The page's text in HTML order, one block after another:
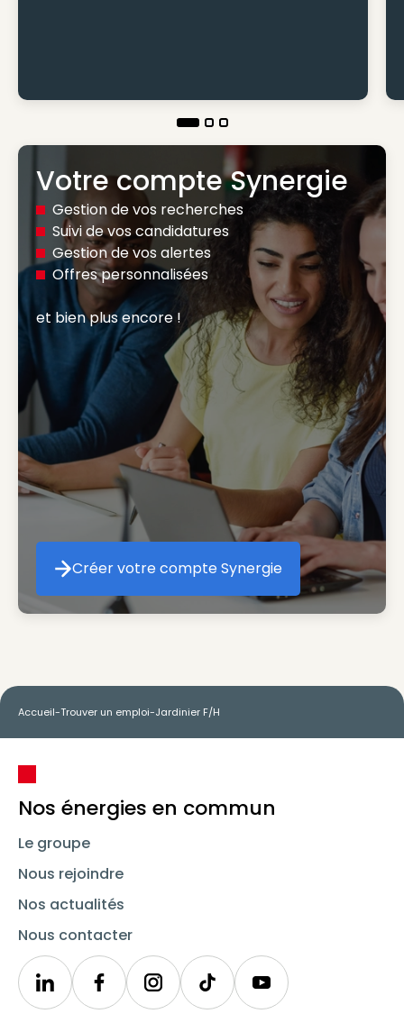
Votre compte Synergie
Gestion de vos recherches
Suivi de vos candidatures
Gestion de vos alertes
Offres personnalisées
et bien plus encore !
Créer votre compte Synergie
Créer votre compte Synergie
Accueil-Trouver un emploi-Jardinier F/H
Nos énergies en commun
Le groupe
Nous rejoindre
Nos actualités
Nous contacter
LinkedinSynergieInstagramTikTok Youtube